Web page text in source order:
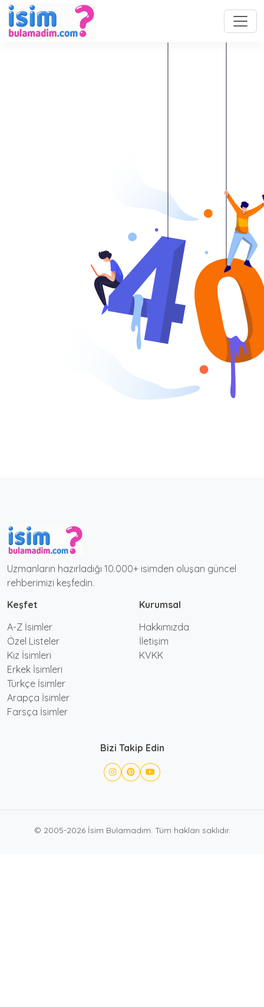
Uzmanların hazırladığı 10.000+ isimden oluşan güncel
rehberimizi keşfedin.
Keşfet
A-Z İsimler
Özel Listeler
Kız İsimleri
Erkek İsimleri
Türkçe İsimler
Arapça İsimler
Farsça İsimler
Kurumsal
Hakkımızda
İletişim
KVKK
Bizi Takip Edin
© 2005-2026 İsim Bulamadım. Tüm hakları saklıdır.